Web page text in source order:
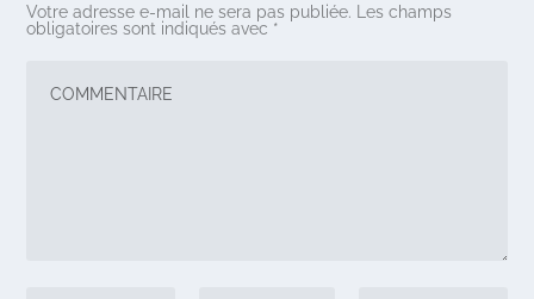
Votre adresse e-mail ne sera pas publiée.
Les champs
obligatoires sont indiqués avec *